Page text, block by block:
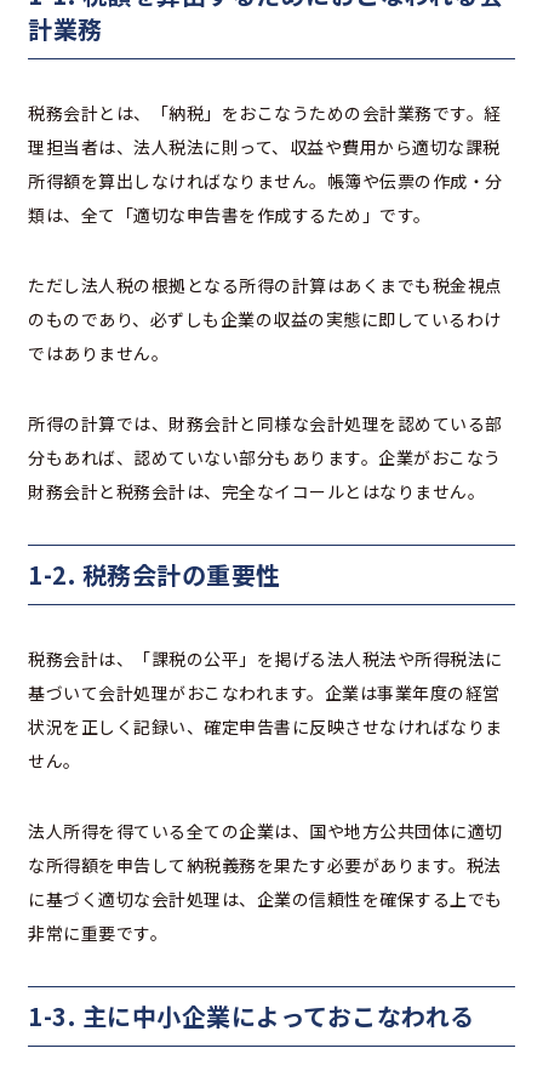
計業務
税務会計とは、「納税」をおこなうための会計業務です。経
理担当者は、法人税法に則って、収益や費用から適切な課税
所得額を算出しなければなりません。帳簿や伝票の作成・分
類は、全て「適切な申告書を作成するため」です。
ただし法人税の根拠となる所得の計算はあくまでも税金視点
のものであり、必ずしも企業の収益の実態に即しているわけ
ではありません。
所得の計算では、財務会計と同様な会計処理を認めている部
分もあれば、認めていない部分もあります。企業がおこなう
財務会計と税務会計は、完全なイコールとはなりません。
1-2. 税務会計の重要性
税務会計は、「課税の公平」を掲げる法人税法や所得税法に
基づいて会計処理がおこなわれます。企業は事業年度の経営
状況を正しく記録い、確定申告書に反映させなければなりま
せん。
法人所得を得ている全ての企業は、国や地方公共団体に適切
な所得額を申告して納税義務を果たす必要があります。税法
に基づく適切な会計処理は、企業の信頼性を確保する上でも
非常に重要です。
1-3. 主に中小企業によっておこなわれる